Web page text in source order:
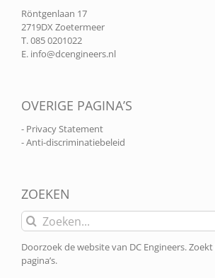
Röntgenlaan 17
2719DX Zoetermeer
T. 085 0201022
E. info@dcengineers.nl
OVERIGE PAGINA’S
- Privacy Statement
- Anti-discriminatiebeleid
ZOEKEN
Zoeken
naar:
Doorzoek de website van DC Engineers.
pagina’s.